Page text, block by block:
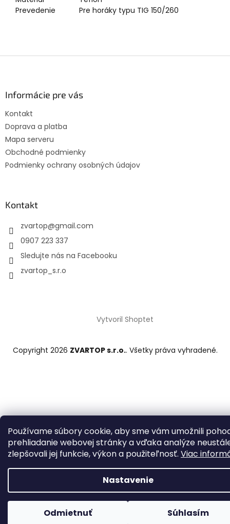
Používame súbory cookie, aby sme vám umožnili
prehliadanie webovej stránky a vďaka analýze
zlepšovali jej funkcie, výkon a použiteľnosť. Viac
Nastavenie
Odmietnuť Súhlasím
Prevedenie
Pre horáky typu TIG 150/260
Informácie pre vás
Kontakt
Doprava a platba
Mapa serveru
Obchodné podmienky
Podmienky ochrany osobných údajov
Kontakt
zvartop@gmail.com
0907 223 337
Sledujte nás na Facebooku
zvartop_s.r.o
Vytvoril Shoptet
Copyright 2026 ZVARTOP s.r.o.. Všetky práva vyhradené.